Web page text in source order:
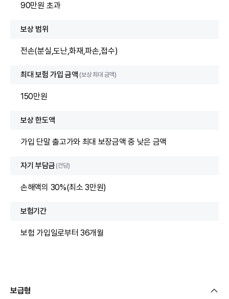
90만원 초과
보상 범위
전손(분실,도난,화재,파손,접수)
최대 보험 가입 금액 (보상 최대 금액)
150만원
보상 한도액
가입 단말 출고가와 최대 보장금액 중 낮은 금액
자기 부담금(건당)
손해액의 30%(최소 3만원)
보험기간
보험 가입일로부터 36개월
보급형